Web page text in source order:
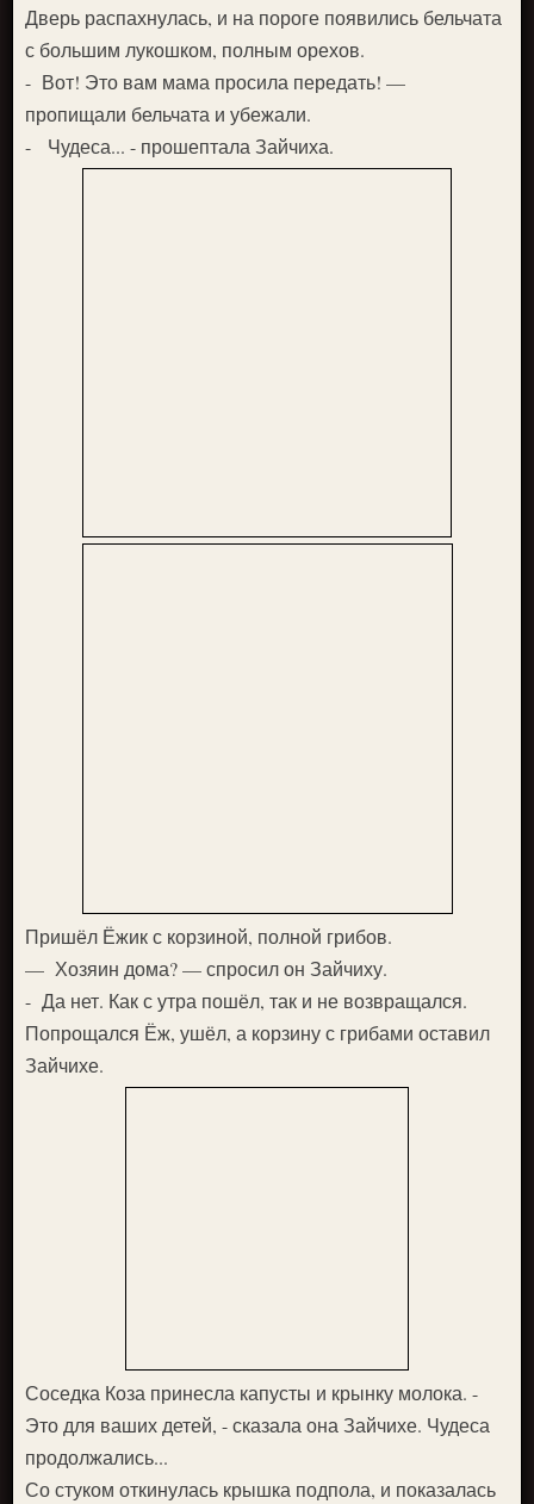
Дверь распахнулась, и на поро­ге появились бельчата
с большим лукошком, полным орехов.
- Вот! Это вам мама просила пе­редать! —
пропищали бельчата и убежали.
- Чудеса... - прошептала Зай­чиха.
Пришёл Ёжик с корзиной, полной грибов.
— Хозяин дома? — спросил он Зайчиху.
- Да нет. Как с утра пошёл, так и не возвращался.
Попрощался Ёж, ушёл, а корзину с грибами оставил
Зайчихе.
Соседка Коза принесла капусты и крынку молока. -
Это для ваших детей, - сказала она Зайчихе. Чудеса
продолжались...
Со стуком откинулась крышка подпола, и показалась